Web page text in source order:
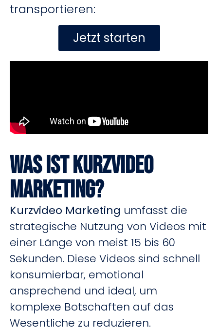
transportieren:
Jetzt starten
Was ist Kurzvideo
Marketing?
Kurzvideo Marketing umfasst die
strategische Nutzung von Videos mit
einer Länge von meist 15 bis 60
Sekunden. Diese Videos sind schnell
konsumierbar, emotional
ansprechend und ideal, um
komplexe Botschaften auf das
Wesentliche zu reduzieren.